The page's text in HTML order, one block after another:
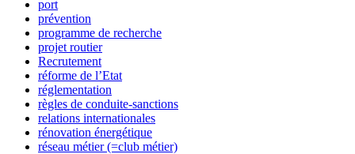
port
prévention
programme de recherche
projet routier
Recrutement
réforme de l’Etat
réglementation
règles de conduite-sanctions
relations internationales
rénovation énergétique
réseau métier (=club métier)